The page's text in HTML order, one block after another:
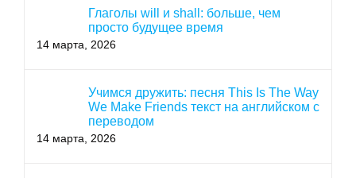
Глаголы will и shall: больше, чем
просто будущее время
14 марта, 2026
Учимся дружить: песня This Is The Way
We Make Friends текст на английском с
переводом
14 марта, 2026